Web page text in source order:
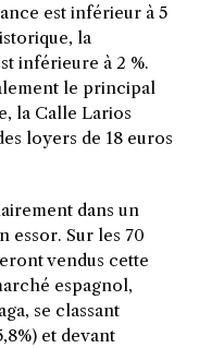
est inférieur à 5
la
inférieure à 2 %.
le principal
la Calle Larios
loyers de 18 euros
dans un
essor. Sur les 70
vendus cette
espagnol,
se classant
et devant